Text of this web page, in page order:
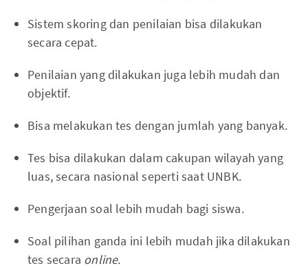
Sistem skoring dan penilaian bisa dilakukan
secara cepat.
Penilaian yang dilakukan juga lebih mudah dan
objektif.
Bisa melakukan tes dengan jumlah yang banyak.
Tes bisa dilakukan dalam cakupan wilayah yang
luas, secara nasional seperti saat UNBK.
Pengerjaan soal lebih mudah bagi siswa.
Soal pilihan ganda ini lebih mudah jika dilakukan
tes secara online.